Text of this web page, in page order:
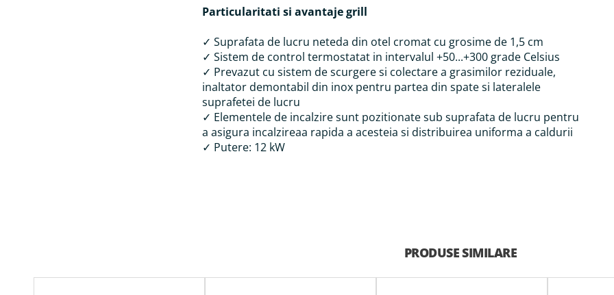
Particularitati si avantaje grill
✓ Suprafata de lucru neteda din otel cromat cu grosime de 1,5 cm
✓ Sistem de control termostatat in intervalul +50...+300 grade Celsius
✓ Prevazut cu sistem de scurgere si colectare a grasimilor reziduale,
inaltator demontabil din inox pentru partea din spate si lateralele
suprafetei de lucru
✓ Elementele de incalzire sunt pozitionate sub suprafata de lucru pentru
a asigura incalzireaa rapida a acesteia si distribuirea uniforma a caldurii
✓ Putere: 12 kW
PRODUSE SIMILARE